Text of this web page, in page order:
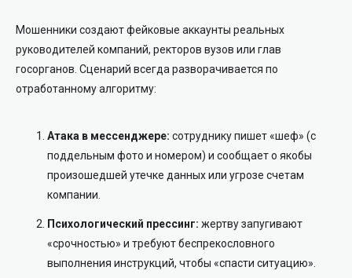
Мошенники создают фейковые аккаунты реальных
руководителей компаний, ректоров вузов или глав
госорганов. Сценарий всегда разворачивается по
отработанному алгоритму:
Атака в мессенджере: сотруднику пишет «шеф» (с
поддельным фото и номером) и сообщает о якобы
произошедшей утечке данных или угрозе счетам
компании.
Психологический прессинг: жертву запугивают
«срочностью» и требуют беспрекословного
выполнения инструкций, чтобы «спасти ситуацию».